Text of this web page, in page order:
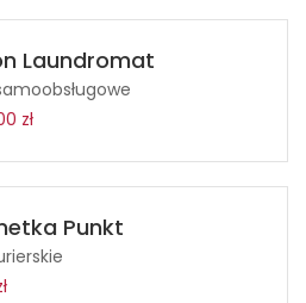
Laundromat
zł
Punkt